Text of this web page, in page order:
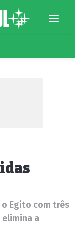
Egito com três
a